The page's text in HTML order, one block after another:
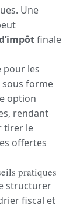
Une
finale
pour les
forme
option
rendant
tirer le
offertes
pratiques
structurer
fiscal et